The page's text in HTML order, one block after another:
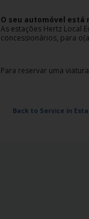
O seu automóvel está
As estações Hertz Local
concessionários, para
Para reservar uma
Back to Service in